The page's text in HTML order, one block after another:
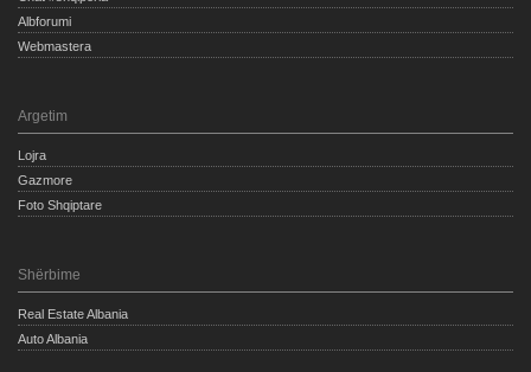
Albforumi
Webmastera
Argetim
Lojra
Gazmore
Foto Shqiptare
Shërbime
Real Estate Albania
Auto Albania